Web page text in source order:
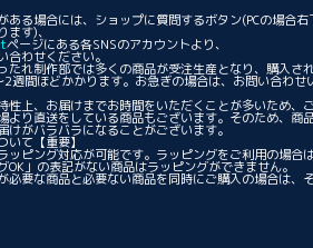
ある場合には、ショップに質問するボタン(PCの場合
ます)、
ページにある各SNSのアカウントより、
合わせください。
たれ制作部では多くの商品が受注生産となり、購入さ
2週間ほどかかります。お急ぎの場合は、お問い合わ
性上、お届けまでお時間をいただくことが多いため、
より直送をしている商品もございます。そのため、商
けがバラバラになることがございます。
いて 【重要】
ッピング対応が可能です。ラッピングをご利用の場合
OK」の表記がない商品はラッピングができません。
必要な商品と必要ない商品を同時にご購入の場合は、